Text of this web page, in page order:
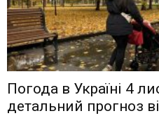
Погода в Україні 4
детальний прогноз